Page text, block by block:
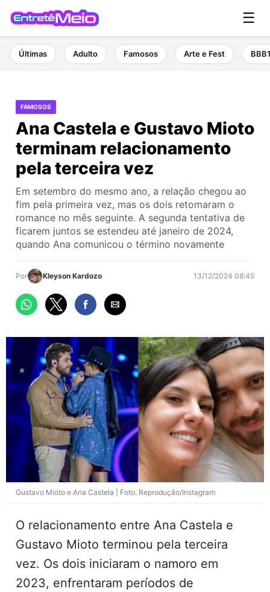
☰
Últimas Adulto Famosos Arte e Fest
FAMOSOS
Ana Castela e Gustavo Mioto
terminam relacionamento
pela terceira vez
Em setembro do mesmo ano, a relação chegou ao
fim pela primeira vez, mas os dois retomaram o
romance no mês seguinte. A segunda tentativa de
ficarem juntos se estendeu até janeiro de 2024,
quando Ana comunicou o término novamente
Por Kleyson Kardozo 13/12/2024 08:45
Gustavo Mioto e Ana Castela | Foto: Reprodução/Instagram
O relacionamento entre Ana Castela e
Gustavo Mioto terminou pela terceira
vez. Os dois iniciaram o namoro em
2023, enfrentaram períodos de